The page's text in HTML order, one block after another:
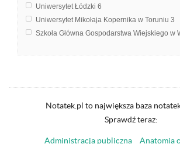
Partie i systemy partyjne1
Związki wyznaniowe1
Uniwersytet Łódzki 6
Uniwersytet Mikołaja Kopernika w Toruniu 3
Szkoła Główna Gospodarstwa Wiejskiego w
Uniwersytet Jana Kochanowskiego w
Uniwersytet Opolski
Notatek.pl to największa baza
Sprawdź teraz:
Administracja publiczna
Anatomia